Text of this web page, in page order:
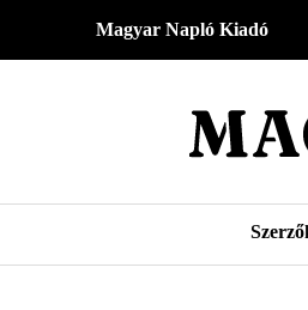
Magyar Napló Kiadó